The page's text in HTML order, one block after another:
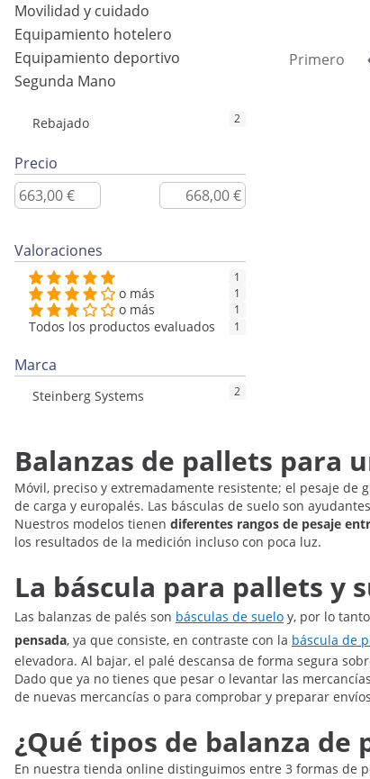
Movilidad y cuidado
Equipamiento hotelero
Equipamiento deportivo
Segunda Mano
Rebajado 2
Precio
Valoraciones
1
o más 1
o más 1
Todos los productos evaluados 1
Marca
Steinberg Systems 2
Primero
Balanzas de pallets para
Móvil, preciso y extremadamente resistente; el pesaje de
de carga y europalés. Las básculas de suelo son
Nuestros modelos tienen diferentes rangos de pesaje
los resultados de la medición incluso con poca luz.
La báscula para pallets y
Las balanzas de palés son básculas de suelo y, por lo
pensada, ya que consiste, en contraste con la báscula de
elevadora. Al bajar, el palé descansa de forma segura
Dado que ya no tienes que pesar o levantar las
de nuevas mercancías o para comprobar y preparar
¿Qué tipos de balanza de
En nuestra tienda online distinguimos entre 3 formas de